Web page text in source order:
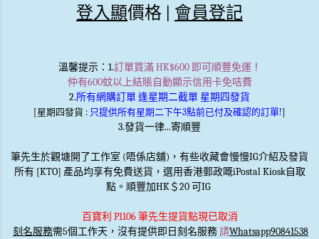
登入顯價格 | 會員登記
溫馨提示：1.訂單買滿 HK$600 即可順豐免運！
仲有600蚊以上結賬自動顯示信用卡免咭費
2.所有網購訂單 逢星期二截單 星期四發貨
[星期四發貨 : 只提供所有星期二下午3點前已付及確認的訂單!]
3.發貨一律...寄順豐
筆先生於觀塘開了工作室 (唔係店舖)，有些收藏會慢慢IG介紹及發貨
所有 [KTO] 產品均享有免費送貨，選用香港郵政嘅iPostal Kiosk自取
點。順豐加HK＄20 可IG
百寶利 P1106 筆先生提貨點現已取消
刻名服務需5個工作天，沒有提供即日刻名服務請Whatsapp90841538